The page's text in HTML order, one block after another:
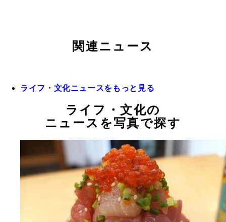
関連ニュース
ライフ・文化ニュースをもっと見る
ライフ・文化の
ニュースを写真で探す